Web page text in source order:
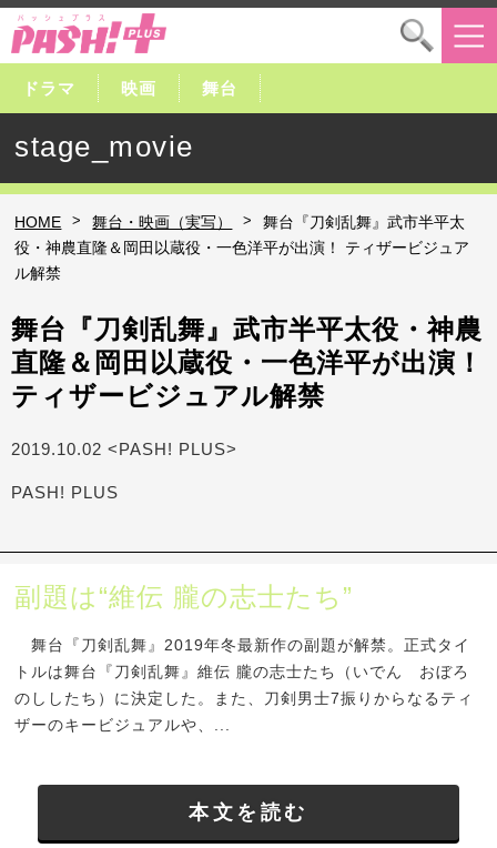
ドラマ 映画 舞台
stage_movie
HOME > 舞台・映画（実写） >
舞台『刀剣乱舞』武市半平太
役・神農直隆＆岡田以蔵役・一色洋平が出演！ ティザービジュア
ル解禁
舞台『刀剣乱舞』武市半平太役・神農
直隆＆岡田以蔵役・一色洋平が出演！
ティザービジュアル解禁
2019.10.02 <PASH! PLUS>
PASH! PLUS
副題は“維伝 朧の志士たち”
舞台『刀剣乱舞』2019年冬最新作の副題が解禁。正式タイ
トルは舞台『刀剣乱舞』維伝 朧の志士たち（いでん おぼろ
のししたち）に決定した。また、刀剣男士7振りからなるティ
ザーのキービジュアルや、...
本文を読む